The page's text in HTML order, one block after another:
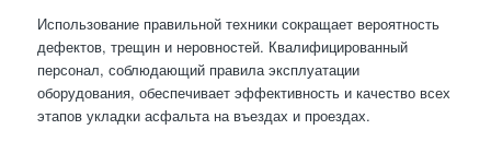
Использование правильной техники сокращает вероятность
дефектов, трещин и неровностей. Квалифицированный
персонал, соблюдающий правила эксплуатации
оборудования, обеспечивает эффективность и качество всех
этапов укладки асфальта на въездах и проездах.